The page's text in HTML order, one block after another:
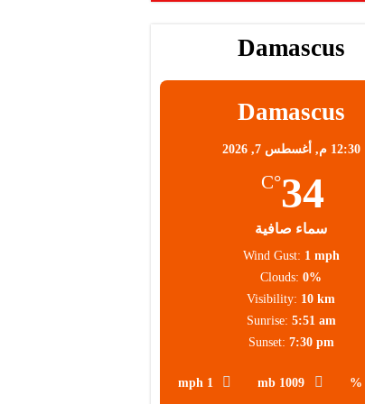
Damascus
Damascus
12:30 م, أغسطس 7, 2026
34
°C
سماء صافية
1009 mb
1 mph
Wind Gust: 1 mph
Clouds: 0%
Visibility: 10 km
Sunrise: 5:51 am
Sunset: 7:30 pm